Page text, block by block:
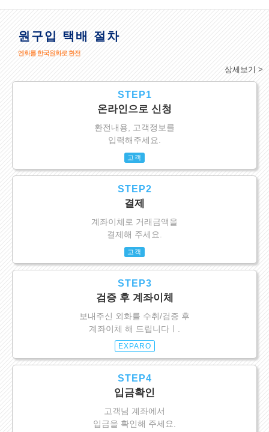
원구입 택배 절차
엔화를 한국원화로 환전
상세보기 >
STEP1
온라인으로 신청
환전내용, 고객정보를
입력해주세요.
고객
STEP2
결제
계좌이체로 거래금액을
결제해 주세요.
고객
STEP3
검증 후 계좌이체
보내주신 외화를 수취/검증 후
계좌이체 해 드립니다ㅣ.
EXPARO
STEP4
입금확인
고객님 계좌에서
입금을 확인해 주세요.